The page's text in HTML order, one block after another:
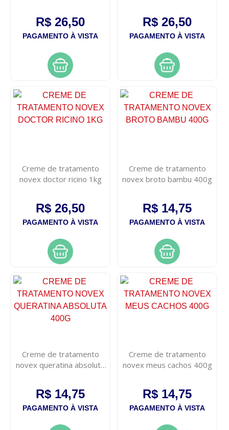
R$ 26,50
PAGAMENTO À VISTA
R$ 26,50
PAGAMENTO À VISTA
Creme de tratamento
novex doctor ricino 1kg
R$ 26,50
PAGAMENTO À VISTA
Creme de tratamento
novex broto bambu 400g
R$ 14,75
PAGAMENTO À VISTA
Creme de tratamento
novex queratina absoluta
R$ 14,75
PAGAMENTO À VISTA
Creme de tratamento
novex meus cachos 400g
R$ 14,75
PAGAMENTO À VISTA